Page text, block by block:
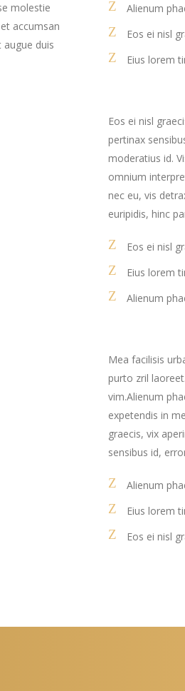
molestie
accumsan
duis
Alienum
Eos ei nisl
Eius lorem
Eos ei nisl
pertinax
moderatius id.
omnium
nec eu, vis
euripidis, hinc
Eos ei nisl
Eius lorem
Alienum
Mea facilisis
purto zril
vim.Alienum
expetendis in
graecis, vix
sensibus id,
Alienum
Eius lorem
Eos ei nisl